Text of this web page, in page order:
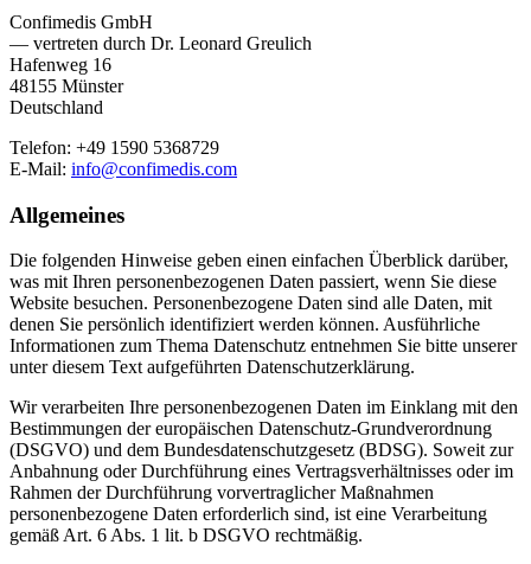
Confimedis GmbH
— vertreten durch Dr. Leonard Greulich
Hafenweg 16
48155 Münster
Deutschland
Telefon: +49 1590 5368729
E-Mail: info@confimedis.com
Allgemeines
Die folgenden Hinweise geben einen einfachen Überblick darüber,
was mit Ihren personenbezogenen Daten passiert, wenn Sie diese
Website besuchen. Personenbezogene Daten sind alle Daten, mit
denen Sie persönlich identifiziert werden können. Ausführliche
Informationen zum Thema Datenschutz entnehmen Sie bitte unserer
unter diesem Text aufgeführten Datenschutzerklärung.
Wir verarbeiten Ihre personenbezogenen Daten im Einklang mit den
Bestimmungen der europäischen Datenschutz-Grundverordnung
(DSGVO) und dem Bundesdatenschutzgesetz (BDSG). Soweit zur
Anbahnung oder Durchführung eines Vertragsverhältnisses oder im
Rahmen der Durchführung vorvertraglicher Maßnahmen
personenbezogene Daten erforderlich sind, ist eine Verarbeitung
gemäß Art. 6 Abs. 1 lit. b DSGVO rechtmäßig.